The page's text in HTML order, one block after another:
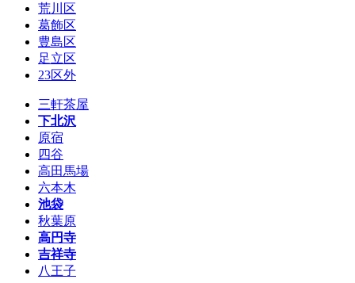
荒川区
葛飾区
豊島区
足立区
23区外
三軒茶屋
下北沢
原宿
四谷
高田馬場
六本木
池袋
秋葉原
高円寺
吉祥寺
八王子